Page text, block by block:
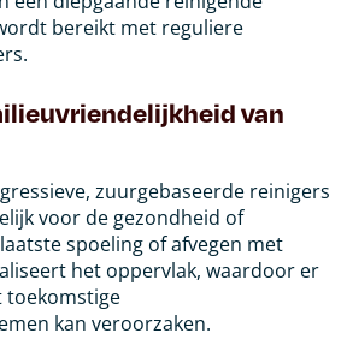
bereikt met reguliere
van
zuurgebaseerde reinigers
voor de gezondheid of
spoeling of afvegen met
het oppervlak, waardoor er
toekomstige
kan veroorzaken.